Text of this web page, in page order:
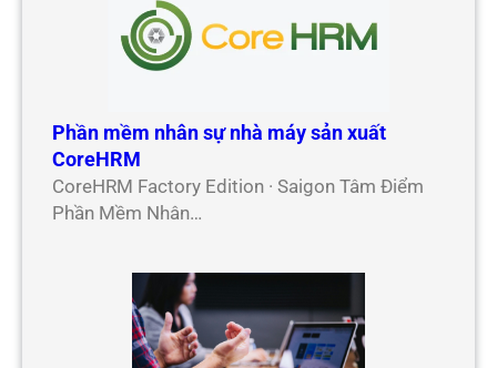
Phần mềm nhân sự nhà máy sản xuất
CoreHRM
CoreHRM Factory Edition · Saigon Tâm Điểm
Phần Mềm Nhân…